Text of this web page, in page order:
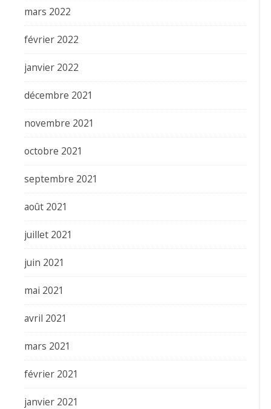
mars 2022
février 2022
janvier 2022
décembre 2021
novembre 2021
octobre 2021
septembre 2021
août 2021
juillet 2021
juin 2021
mai 2021
avril 2021
mars 2021
février 2021
janvier 2021